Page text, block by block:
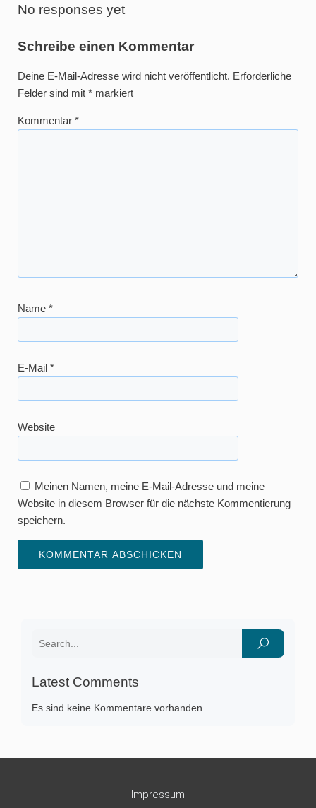
Latest Comments
Es sind keine Kommentare vorhanden.
No responses yet
Schreibe einen Kommentar
Deine E-Mail-Adresse wird nicht veröffentlicht. Erforderliche
Felder sind mit * markiert
Kommentar *
Name *
E-Mail *
Website
Meinen Namen, meine E-Mail-Adresse und meine
Website in diesem Browser für die nächste Kommentierung
speichern.
Impressum